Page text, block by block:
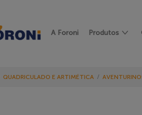
A Foroni Produtos
QUADRICULADO E ARTIMÉTICA /